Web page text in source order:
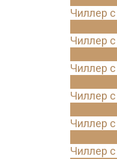
Чиллер
Чиллер
Чиллер
Чиллер
Чиллер
Чиллер